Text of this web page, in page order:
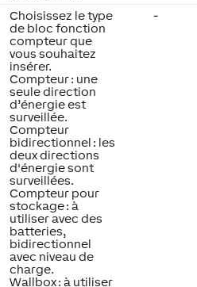
Choisissez le type
de bloc fonction
compteur que
vous souhaitez
insérer.
Compteur : une
seule direction
d’énergie est
surveillée.
Compteur
bidirectionnel : les
deux directions
d'énergie sont
surveillées.
Compteur pour
stockage : à
utiliser avec des
batteries,
bidirectionnel
avec niveau de
charge.
Wallbox : à utiliser
-